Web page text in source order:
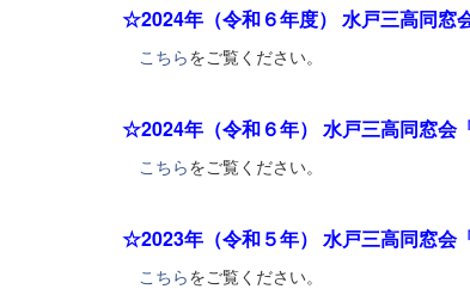
☆2024年（令和６年度） 水戸三高同窓
こちらをご覧ください。
☆2024年（令和６年） 水戸三高同窓会
こちらをご覧ください。
☆2023年（令和５年） 水戸三高同窓会
こちらをご覧ください。